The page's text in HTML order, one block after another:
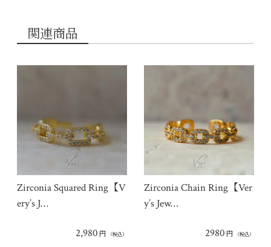
関連商品
Zirconia Squared Ring【V
ery’s J…
2,980 円 （税込）
Zirconia Chain Ring【Ver
y’s Jew…
2980 円 （税込）